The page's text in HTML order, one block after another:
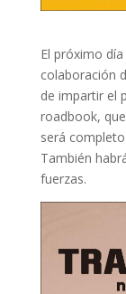
El próximo
colaboración
de impartir el
roadbook, que
será
También
fuerzas.